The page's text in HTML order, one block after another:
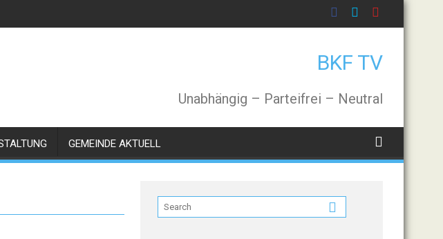
BKF TV
Unabhängig – Parteifrei – Neutral
GEMEINDE AKTUELL